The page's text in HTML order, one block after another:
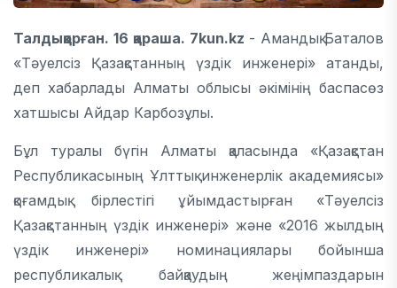
Талдықорған. 16 қараша. 7kun.kz - Амандық Баталов
«Тәуелсіз Қазақстанның үздік инженері» атанды,
деп хабарлады Алматы облысы әкімінің баспасөз
хатшысы Айдар Карбозұлы.
Бұл туралы бүгін Алматы қаласында «Қазақстан
Республикасының Ұлттық инженерлік академиясы»
қоғамдық бірлестігі ұйымдастырған «Тәуелсіз
Қазақстанның үздік инженері» және «2016 жылдың
үздік инженері» номинациялары бойынша
республикалық байқаудың жеңімпаздарын